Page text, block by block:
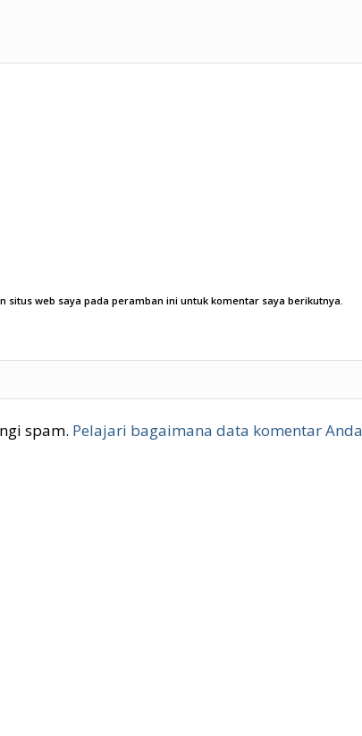
situs web saya pada peramban ini untuk komentar saya berikutnya.
spam. Pelajari bagaimana data komentar Anda